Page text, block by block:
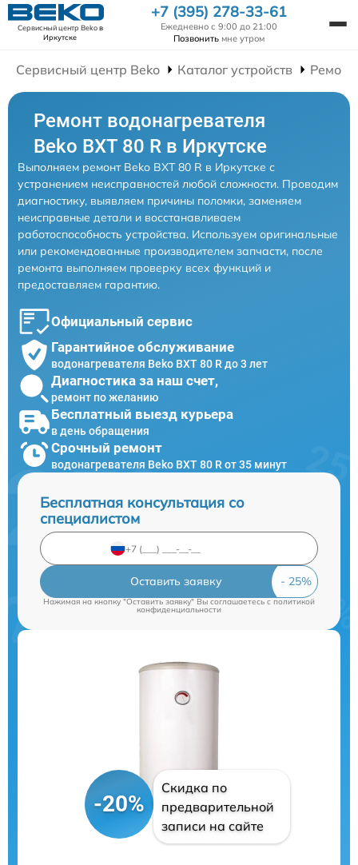
Сервисный центр Bekoв
Иркутске
+7 (395) 278-33-61
Ежедневно с 9:00 до 21:00
Позвонить мне утром
Сервисный центр Beko Каталог устройств
Ремонт водонагревателя
Beko BXT 80 R в Иркутске
Выполняем ремонт Beko BXT 80 R в Иркутске с
устранением неисправностей любой сложности. Проводим
диагностику, выявляем причины поломки, заменяем
неисправные детали и восстанавливаем
работоспособность устройства. Используем оригинальные
или рекомендованные производителем запчасти, после
ремонта выполняем проверку всех функций и
предоставляем гарантию.
Официальный сервис
Гарантийное обслуживание
водонагревателя Beko BXT 80 R до 3 лет
Диагностика за наш счет,
ремонт по желанию
Бесплатный выезд курьера
в день обращения
Срочный ремонт
водонагревателя Beko BXT 80 R от 35 минут
Бесплатная консультация со
специалистом
Оставить заявку
Нажимая на кнопку "Оставить заявку" Вы соглашаетесь cполитикой
конфиденциальности
-20%
Скидка по
предварительной
записи на сайте